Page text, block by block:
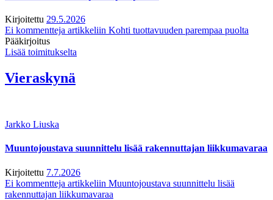
Kirjoitettu 29.5.2026
Ei kommentteja artikkeliin Kohti tuottavuuden parempaa puolta
Pääkirjoitus
Lisää toimitukselta
Vieraskynä
Jarkko Liuska
Muuntojoustava suunnittelu lisää rakennuttajan liikkumavaraa
Kirjoitettu 7.7.2026
Ei kommentteja artikkeliin Muuntojoustava suunnittelu lisää
rakennuttajan liikkumavaraa